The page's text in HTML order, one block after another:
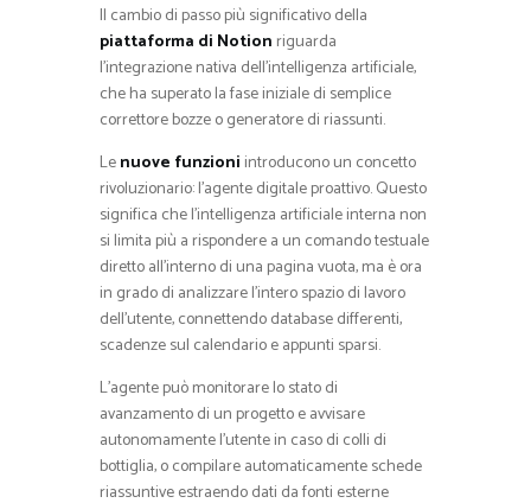
Il cambio di passo più significativo della
piattaforma di Notion riguarda
l’integrazione nativa dell’intelligenza artificiale,
che ha superato la fase iniziale di semplice
correttore bozze o generatore di riassunti.
Lenuove funzioni introducono un concetto
rivoluzionario: l’agente digitale proattivo. Questo
significa che l’intelligenza artificiale interna non
si limita più a rispondere a un comando testuale
diretto all’interno di una pagina vuota, ma è ora
in grado di analizzare l’intero spazio di lavoro
dell’utente, connettendo database differenti,
scadenze sul calendario e appunti sparsi.
L’agente può monitorare lo stato di
avanzamento di un progetto e avvisare
autonomamente l’utente in caso di colli di
bottiglia, o compilare automaticamente schede
riassuntive estraendo dati da fonti esterne